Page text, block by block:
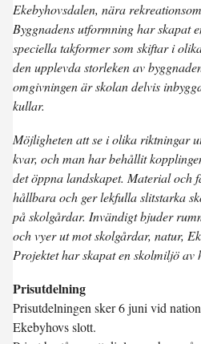
Ekebyhovsdalen, nära
Byggnadens utformning har skapat
speciella takformer som skiftar i
den upplevda storleken av
omgivningen är skolan delvis
kullar.
Möjligheten att se i olika riktningar
kvar, och man har behållit
det öppna landskapet. Material och
hållbara och ger lekfulla slitstarka
på skolgårdar. Invändigt bjuder
och vyer ut mot skolgårdar, natur,
Projektet har skapat en skolmiljö av
Prisutdelning
Prisutdelningen sker 6 juni vid
Ekebyhovs slott.